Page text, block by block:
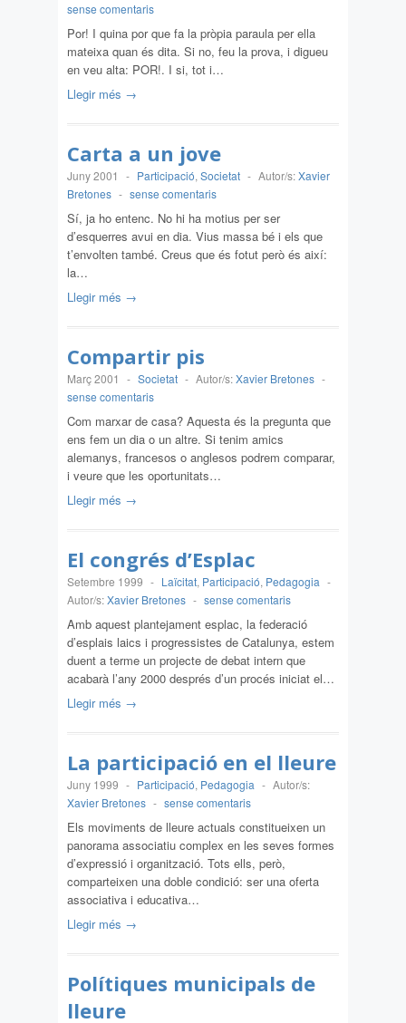
sense comentaris
Por! I quina por que fa la pròpia paraula per ella
mateixa quan és dita. Si no, feu la prova, i digueu
en veu alta: POR!. I si, tot i…
Llegir més →
Carta a un jove
Juny 2001 - Participació, Societat - Autor/s:Xavier
Bretones - sense comentaris
Sí, ja ho entenc. No hi ha motius per ser
d’esquerres avui en dia. Vius massa bé i els que
t’envolten també. Creus que és fotut però és així:
la…
Llegir més →
Compartir pis
Març 2001 - Societat - Autor/s:Xavier Bretones -
sense comentaris
Com marxar de casa? Aquesta és la pregunta que
ens fem un dia o un altre. Si tenim amics
alemanys, francesos o anglesos podrem comparar,
i veure que les oportunitats…
Llegir més →
El congrés d’Esplac
Setembre 1999 - Laïcitat, Participació, Pedagogia -
Autor/s:Xavier Bretones - sense comentaris
Amb aquest plantejament esplac, la federació
d’esplais laics i progressistes de Catalunya, estem
duent a terme un projecte de debat intern que
acabarà l’any 2000 després d’un procés iniciat el…
Llegir més →
La participació en el lleure
Juny 1999 - Participació, Pedagogia - Autor/s:
Xavier Bretones - sense comentaris
Els moviments de lleure actuals constitueixen un
panorama associatiu complex en les seves formes
d’expressió i organització. Tots ells, però,
comparteixen una doble condició: ser una oferta
associativa i educativa…
Llegir més →
Polítiques municipals de
lleure